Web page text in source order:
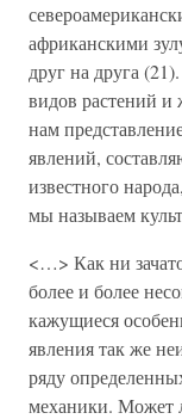
африканскими
друг на друга
видов растений и
нам
явлений,
известного
мы называем
<…> Как ни
более и более
кажущиеся
явления так же
ряду
механики. Может